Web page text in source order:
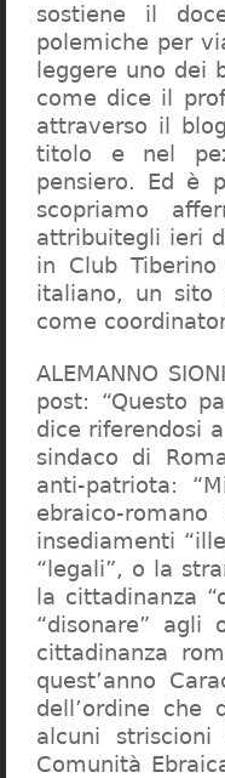
sostiene il
polemiche per
leggere uno dei
come dice il
attraverso il
titolo e nel
pensiero. Ed è
scopriamo
attribuitegli ieri
in Club
italiano, un sito
come
ALEMANNO
post: “Questo
dice riferendosi
sindaco di
anti-patriota:
ebraico-
insediamenti
“legali”, o la
la cittadinanza
“disonare”
cittadinanza
quest’anno
dell’ordine
alcuni
Comunità